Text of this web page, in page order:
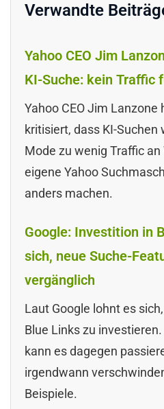
Verwandte
Yahoo CEO Jim
KI-Suche: kein Traffic
Yahoo CEO Jim
kritisiert, dass KI-Suchen
Mode zu wenig Traffic
eigene Yahoo
anders machen.
Google: Investition in
sich, neue Suche-
vergänglich
Laut Google lohnt es
Blue Links zu
kann es dagegen
irgendwann
Beispiele.